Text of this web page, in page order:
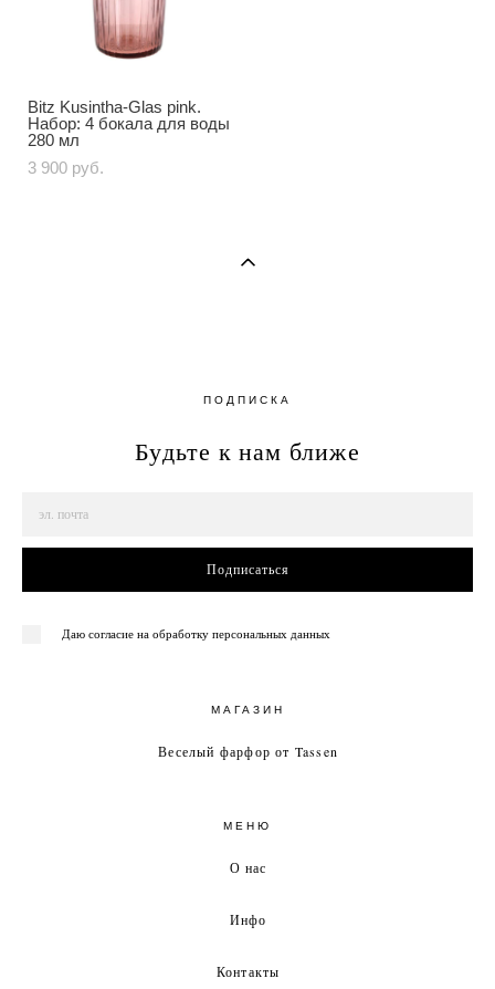
Bitz Kusintha-Glas pink.
Набор: 4 бокала для воды
280 мл
3 900 pуб.
ПОДПИСКА
Будьте к нам ближе
Подписаться
Даю согласие на обработку персональных данных
МАГАЗИН
Веселый фарфор от Tassen
МЕНЮ
О нас
Инфо
Контакты